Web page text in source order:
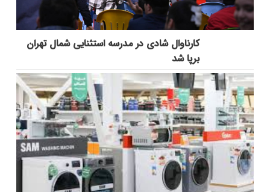
کارناوال شادی در مدرسه استثنایی شمال تهران
برپا شد